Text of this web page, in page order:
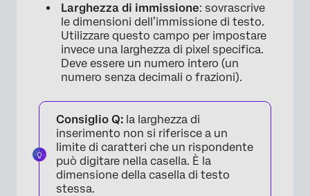
Larghezza di immissione: sovrascrive
le dimensioni dell’immissione di testo.
Utilizzare questo campo per impostare
invece una larghezza di pixel specifica.
Deve essere un numero intero (un
numero senza decimali o frazioni).
Consiglio Q: la larghezza di
inserimento non si riferisce a un
limite di caratteri che un rispondente
può digitare nella casella. È la
dimensione della casella di testo
stessa.